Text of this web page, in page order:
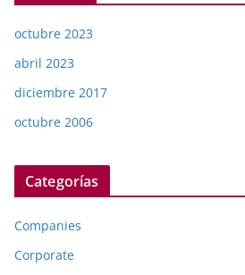
octubre 2023
abril 2023
diciembre 2017
octubre 2006
Categorías
Companies
Corporate